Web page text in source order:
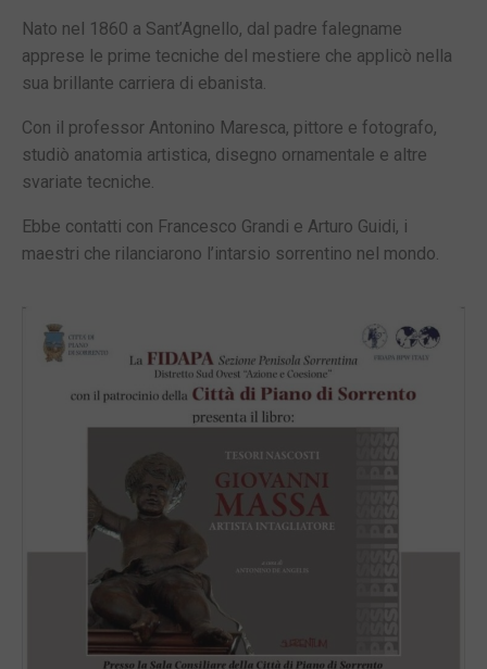
Nato nel 1860 a Sant’Agnello, dal padre falegname
apprese le prime tecniche del mestiere che applicò nella
sua brillante carriera di ebanista.
Con il professor Antonino Maresca, pittore e fotografo,
studiò anatomia artistica, disegno ornamentale e altre
svariate tecniche.
Ebbe contatti con Francesco Grandi e Arturo Guidi, i
maestri che rilanciarono l’intarsio sorrentino nel mondo.